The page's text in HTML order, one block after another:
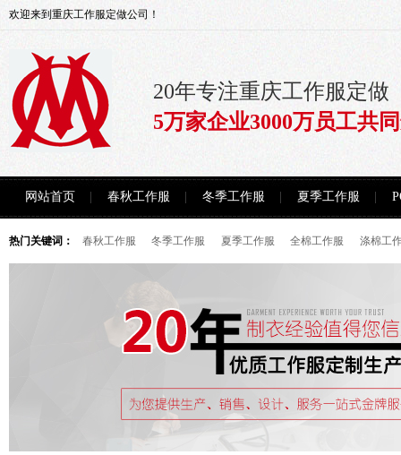
欢迎来到重庆工作服定做公司！
20年专注重庆工作服定做
5万家企业3000万员工共
网站首页 春秋工作服 冬季工作服 夏季工作服
热门关键词： 春秋工作服 冬季工作服 夏季工作服 全棉工作服 涤棉工